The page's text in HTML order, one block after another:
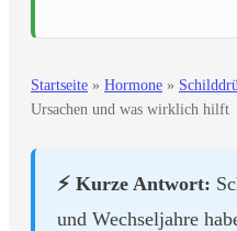
Startseite » Hormone »
Ursachen und was wirklich hilft
⚡ Kurze Antwort:
und Wechseljahre